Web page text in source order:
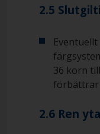
2.5
36 korn
förbättrar
2.6 Ren yta